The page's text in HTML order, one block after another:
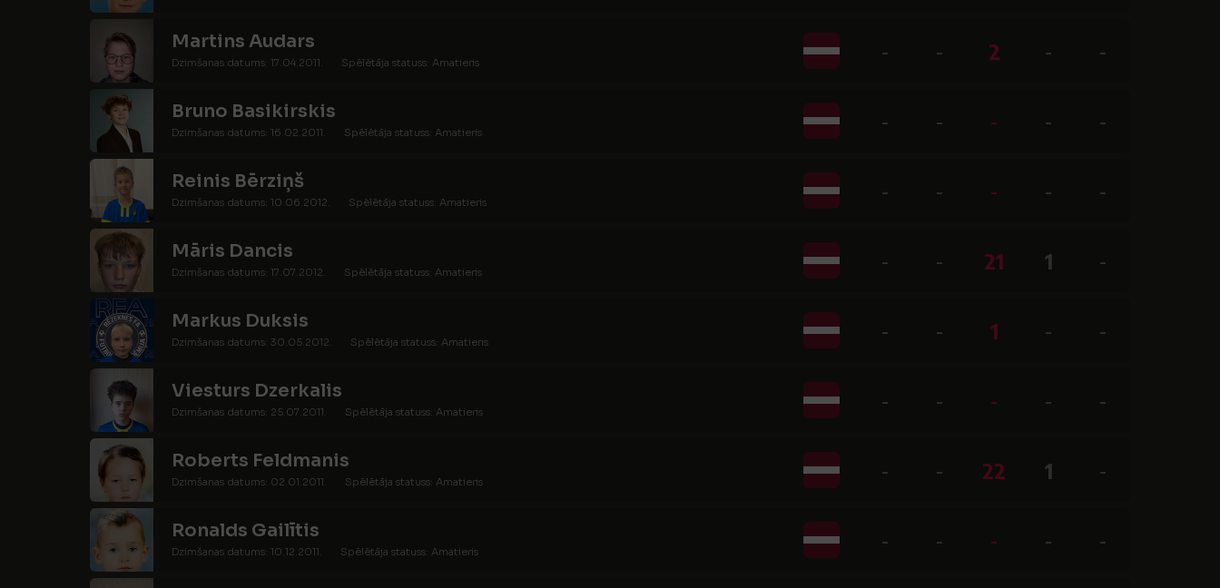
Martins Audars
Dzimšanas datums: 17.04.2011. Spēlētāja statuss: Amatieris - - 2 - -
Bruno Basikirskis
Dzimšanas datums: 16.02.2011. Spēlētāja statuss: Amatieris - - - - -
Reinis Bērziņš
Dzimšanas datums: 10.06.2012. Spēlētāja statuss: Amatieris - - - - -
Māris Dancis
Dzimšanas datums: 17.07.2012. Spēlētāja statuss: Amatieris - - 21 1 -
Markus Duksis
Dzimšanas datums: 30.05.2012. Spēlētāja statuss: Amatieris - - 1 - -
Viesturs Dzerkalis
Dzimšanas datums: 25.07.2011. Spēlētāja statuss: Amatieris - - - - -
Roberts Feldmanis
Dzimšanas datums: 02.01.2011. Spēlētāja statuss: Amatieris - - 22 1 -
Ronalds Gailītis
Dzimšanas datums: 10.12.2011. Spēlētāja statuss: Amatieris - - - - -